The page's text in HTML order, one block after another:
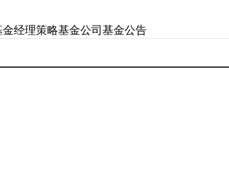
金经理策略基金公司基金公告